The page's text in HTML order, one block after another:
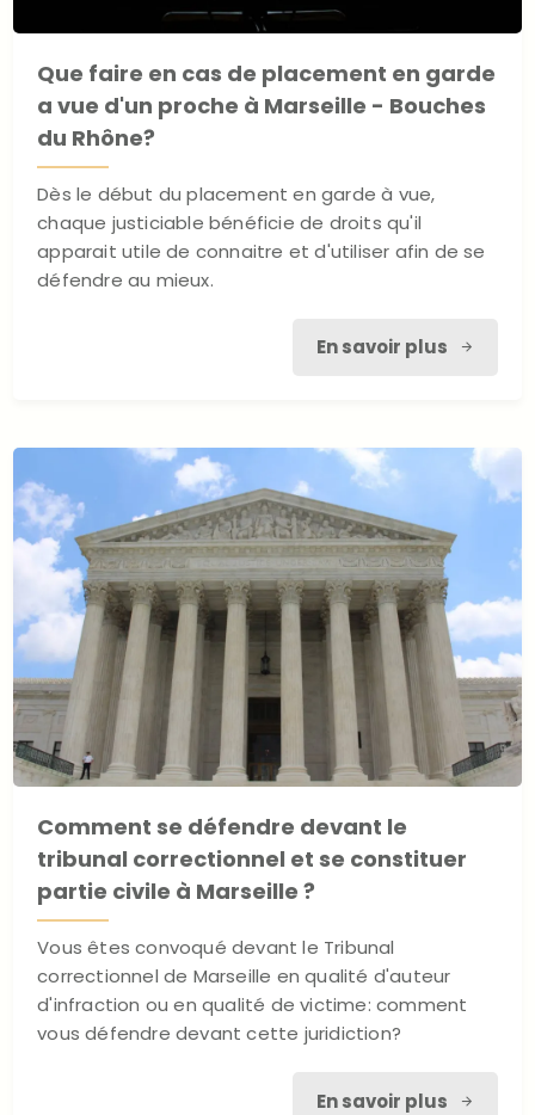
Que faire en cas de placement en garde
a vue d'un proche à Marseille - Bouches
du Rhône?
Dès le début du placement en garde à vue,
chaque justiciable bénéficie de droits qu'il
apparait utile de connaitre et d'utiliser afin de se
défendre au mieux.
En savoir plus
Comment se défendre devant le
tribunal correctionnel et se constituer
partie civile à Marseille ?
Vous êtes convoqué devant le Tribunal
correctionnel de Marseille en qualité d'auteur
d'infraction ou en qualité de victime: comment
vous défendre devant cette juridiction?
En savoir plus